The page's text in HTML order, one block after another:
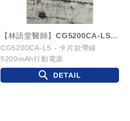
【林語堂醫師】CG5200CA-LS - 卡片款帶線5200mAh行動電源
CG5200CA-LS - 卡片款帶線
5200mAh行動電源
DETAIL